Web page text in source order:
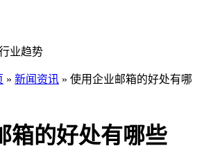
业趋势
» 新闻资讯 » 使用企业邮箱的好处有哪
箱的好处有哪些